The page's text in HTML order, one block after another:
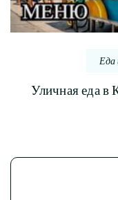
Еда
Уличная еда в